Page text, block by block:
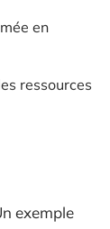
en
ressources
exemple